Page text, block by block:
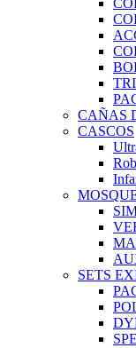
CAÑAS
CASCOS
SETS